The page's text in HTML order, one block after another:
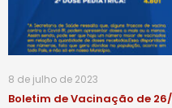
8 de julho de 2023
Boletim de Vacinação de